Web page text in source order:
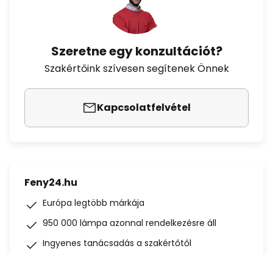
Szeretne egy konzultációt?
Szakértőink szívesen segítenek Önnek
Kapcsolatfelvétel
Feny24.hu
Európa legtöbb márkája
950 000 lámpa azonnal rendelkezésre áll
Ingyenes tanácsadás a szakértőtől